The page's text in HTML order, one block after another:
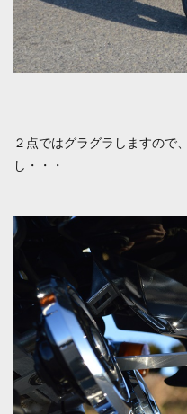
２点ではグラグラしますので
し・・・